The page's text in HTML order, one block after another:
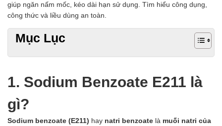
Chất phụ gia tạo cấu trúc
Chất phụ gia bảo quản
Chất phụ gia nem giò chả
Chất phụ gia bún mì phở
Chất phụ gia nước mắm
Chất phụ gia thạch rau câu
Chất phụ gia đậu hũ
giúp ngăn nấm mốc, kéo dài hạn sử dụng. Tìm hiểu công dụng,
công thức và liều dùng an toàn.
Mục Lục
1. Sodium Benzoate E211 là
gì?
Sodium benzoate (E211) hay natri benzoate là muối natri của